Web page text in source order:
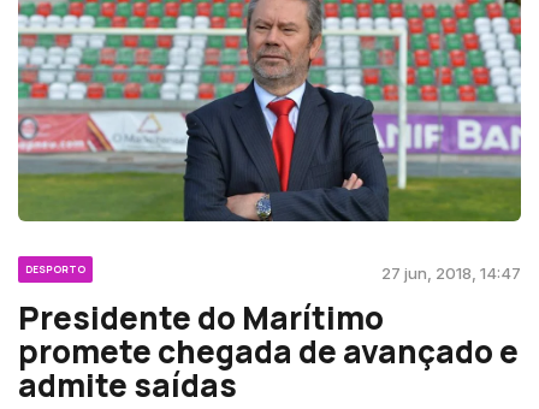
DESPORTO 27 jun, 2018, 14:47
Presidente do Marítimo
promete chegada de avançado e
admite saídas